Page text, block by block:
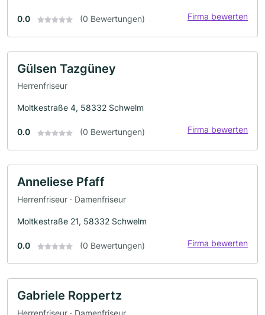
0.0 (0 Bewertungen) Firma bewerten
Gülsen Tazgüney
Herrenfriseur
Moltkestraße 4, 58332 Schwelm
0.0 (0 Bewertungen) Firma bewerten
Anneliese Pfaff
Herrenfriseur · Damenfriseur
Moltkestraße 21, 58332 Schwelm
0.0 (0 Bewertungen) Firma bewerten
Gabriele Roppertz
Herrenfriseur · Damenfriseur